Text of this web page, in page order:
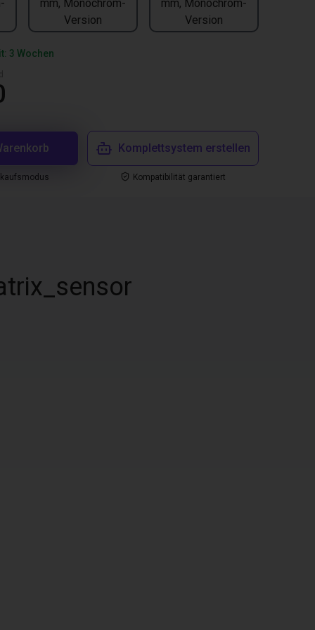
mm, Monochrom-
Version
mm, Monochrom-
Version
3 Wochen
Komplettsystem erstellen
Kompatibilität garantiert